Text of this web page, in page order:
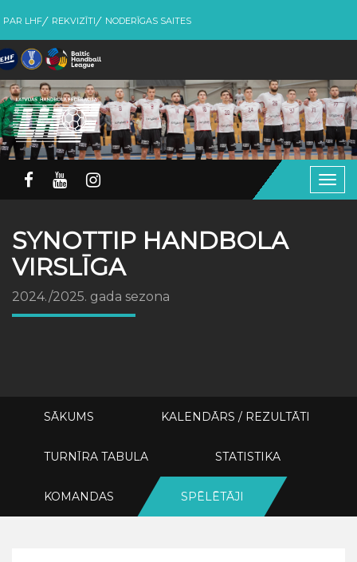
PAR LHF REKVIZĪTI NODERĪGAS SAITES
SYNOTTIP HANDBOLA
VIRSLĪGA
2024./2025. gada sezona
SĀKUMS KALENDĀRS / REZULTĀTI
TURNĪRA TABULA STATISTIKA
KOMANDAS SPĒLĒTĀJI